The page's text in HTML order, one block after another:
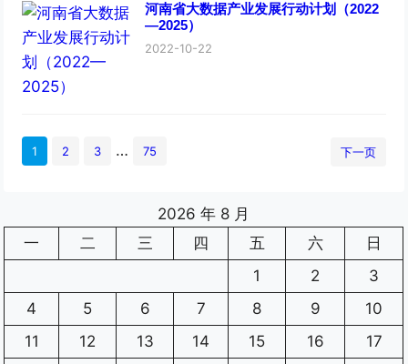
河南省大数据产业发展行动计划（2022
—2025）
2022-10-22
1 2 3 … 75 下一页
2026 年 8 月
一
二 三 四 五 六
日
1
2
3
4
5 6 7 8 9
10
11
12 13 14 15 16
17